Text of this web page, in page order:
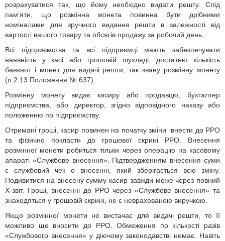
розрахуватися так, що йому необхідно видати решту. Слід
пам’яти, що розмінна монета повинна бути дрібними
номіналами для зручного видання решти в залежності від
вартості вашого товару та обсягів продажу за робочий день.
Всі підприємства та всі підприємці мають забезпечувати
наявність у касі або грошовій шухляді, достатню кількість
банкнот і монет для видачі решти, так звану розмінну монету
(п.2.13 Положення № 637).
Розмінну монету видає касиру або продавцю, бухгалтер
підприємства, або директор, згідно відповідного наказу або
положенню по підприємству.
Отримані гроші, касир повинен на початку зміни внести до РРО
та фізично покласти до грошової скрині РРО. Внесення
розмінної монети робиться тільки через операцію на касовому
апараті «Службове внесення». Підтвердженням внесення суми
є службовий чек о внесенні, який зберігається всю зміну.
Подивитися на внесену сумму касир завжди може через повний
Х-звіт. Гроші, внесенні до РРО через «Службове внесення» та
знаходяться у грошовій скрині, не є неврахованою виручкою.
Якщо розмінної монети не вистачає для видачі решти, то її
можливо ще вносити до РРО. Обмеження по кількості разів
«Службового внесення» у діючому законодавстві немає. Навіть